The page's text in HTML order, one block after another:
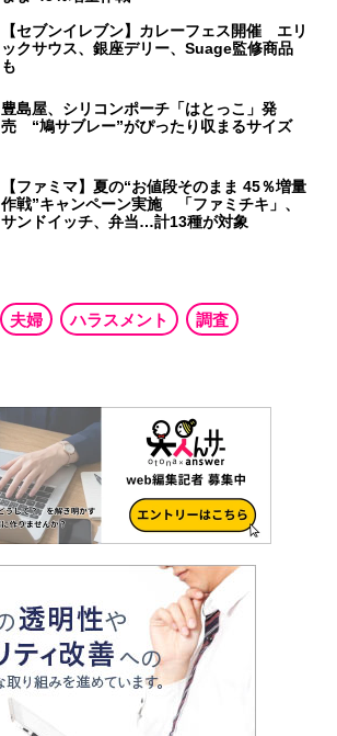
【セブンイレブン】カレーフェス開催 エリ
ックサウス、銀座デリー、Suage監修商品
も
豊島屋、シリコンポーチ「はとっこ」発
売 “鳩サブレー”がぴったり収まるサイズ
【ファミマ】夏の“お値段そのまま 45％増量
作戦”キャンペーン実施 「ファミチキ」、
サンドイッチ、弁当…計13種が対象
夫婦 ハラスメント 調査